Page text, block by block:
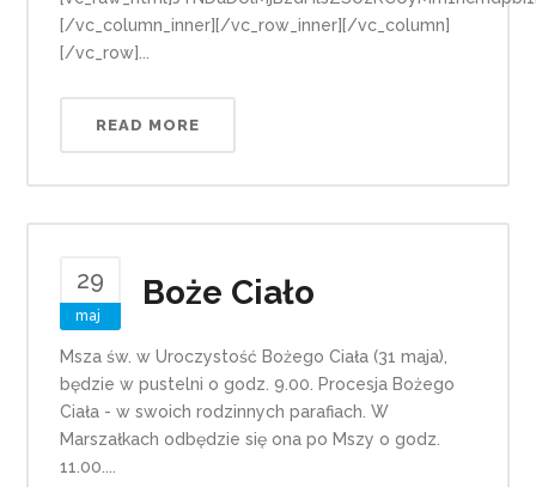
[/vc_column_inner][/vc_row_inner][/vc_column]
[/vc_row]...
READ MORE
29
maj
Boże Ciało
Msza św. w Uroczystość Bożego Ciała (31 maja),
będzie w pustelni o godz. 9.00. Procesja Bożego
Ciała - w swoich rodzinnych parafiach. W
Marszałkach odbędzie się ona po Mszy o godz.
11.00....